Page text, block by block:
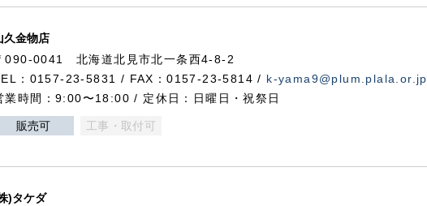
久金物店
090-0041 北海道北見市北一条西4-8-2
：0157-23-5831 / FAX：0157-23-5814 / k-yama9@plum.plala.or.jp
業時間：9:00〜18:00 / 定休日：日曜日・祝祭日
販売可 工事・取付可
)タケダ